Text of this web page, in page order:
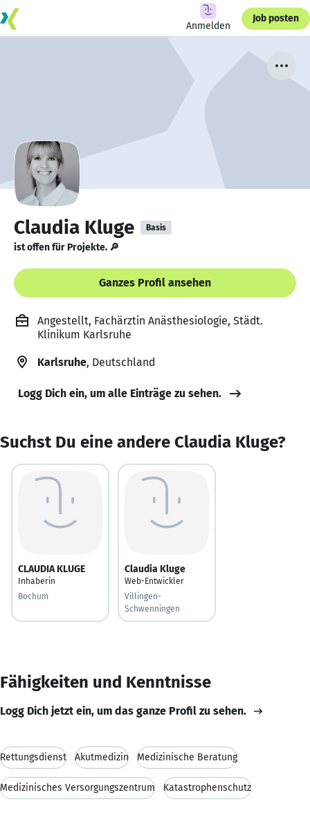
Anmelden
Job posten
Claudia Kluge Basis
ist offen für Projekte. 🔎
Ganzes Profil ansehen
Angestellt, Fachärztin Anästhesiologie, Städt.
Klinikum Karlsruhe
Karlsruhe, Deutschland
Logg Dich ein, um alle Einträge zu sehen.
Suchst Du eine andere Claudia Kluge?
CLAUDIA KLUGE
Inhaberin
Bochum
Claudia Kluge
Web-Entwickler
Villingen-
Schwenningen
Fähigkeiten und Kenntnisse
Logg Dich jetzt ein, um das ganze Profil zu sehen.
Rettungsdienst Akutmedizin Medizinische Beratung
Medizinisches Versorgungszentrum Katastrophenschutz